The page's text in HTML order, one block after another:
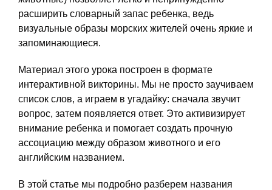
расширить словарный запас ребенка, ведь
визуальные образы морских жителей очень яркие и
запоминающиеся.
Материал этого урока построен в формате
интерактивной викторины. Мы не просто заучиваем
список слов, а играем в угадайку: сначала звучит
вопрос, затем появляется ответ. Это активизирует
внимание ребенка и помогает создать прочную
ассоциацию между образом животного и его
английским названием.
В этой статье мы подробно разберем названия